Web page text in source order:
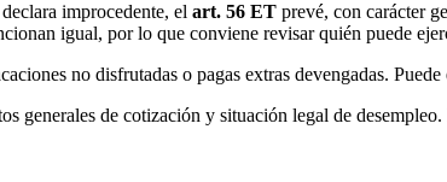
improcedente, el art. 56 ET prevé, con carácter
igual, por lo que conviene revisar quién puede
no disfrutadas o pagas extras devengadas.
generales de cotización y situación legal de